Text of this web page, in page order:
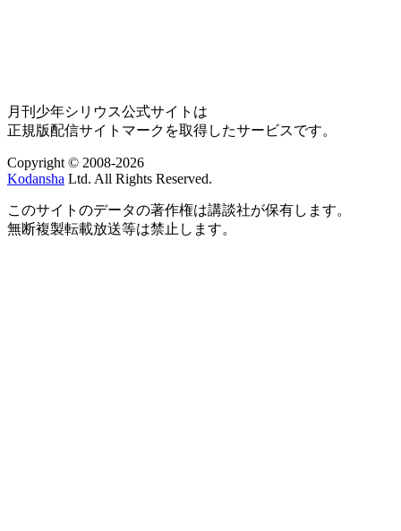
月刊少年シリウス公式サイトは
正規版配信サイトマークを取得したサービスです。
Copyright © 2008-2026
Kodansha Ltd. All Rights Reserved.
このサイトのデータの著作権は講談社が保有します。
無断複製転載放送等は禁止します。